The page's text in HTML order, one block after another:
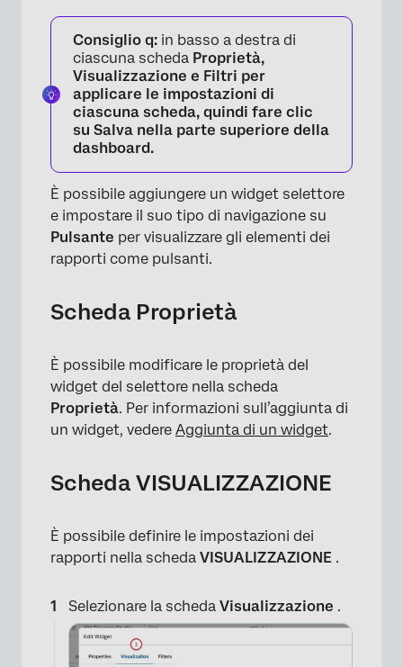
Consiglio q: in basso a destra di
ciascuna scheda Proprietà,
Visualizzazione e Filtri per
applicare le impostazioni di
ciascuna scheda, quindi fare clic
su Salva nella parte superiore della
dashboard.
È possibile aggiungere un widget selettore
e impostare il suo tipo di navigazione su
Pulsante per visualizzare gli elementi dei
rapporti come pulsanti.
Scheda Proprietà
È possibile modificare le proprietà del
widget del selettore nella scheda
Proprietà. Per informazioni sull’aggiunta di
un widget, vedere Aggiunta di un widget.
Scheda VISUALIZZAZIONE
È possibile definire le impostazioni dei
rapporti nella scheda VISUALIZZAZIONE .
Selezionare la scheda Visualizzazione .